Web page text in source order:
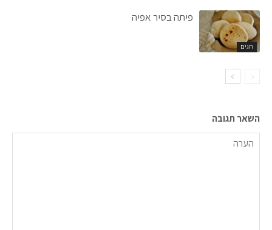
חגים
פיתה בסיר אפיה
השאר תגובה